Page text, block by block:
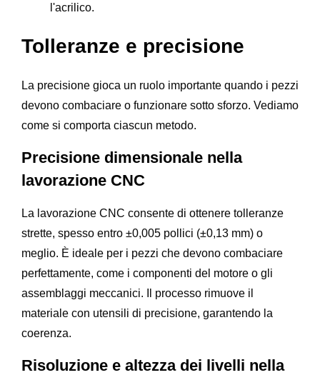
l'acrilico.
Tolleranze e precisione
La precisione gioca un ruolo importante quando i pezzi
devono combaciare o funzionare sotto sforzo. Vediamo
come si comporta ciascun metodo.
Precisione dimensionale nella
lavorazione CNC
La lavorazione CNC consente di ottenere tolleranze
strette, spesso entro ±0,005 pollici (±0,13 mm) o
meglio. È ideale per i pezzi che devono combaciare
perfettamente, come i componenti del motore o gli
assemblaggi meccanici. Il processo rimuove il
materiale con utensili di precisione, garantendo la
coerenza.
Risoluzione e altezza dei livelli nella